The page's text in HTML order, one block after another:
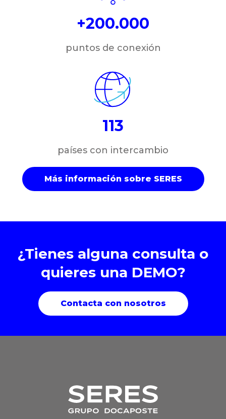
+200.000
puntos de conexión
113
países con intercambio
Más información sobre SERES
¿Tienes alguna consulta o
quieres una DEMO?
Contacta con nosotros